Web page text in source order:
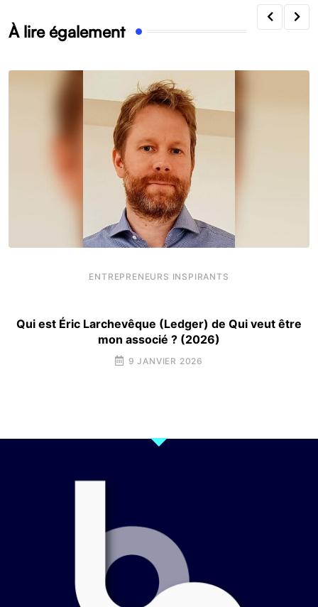
À lire également
ENTREPRENEURS INSPIRANTS
Qui est Éric Larchevêque (Ledger) de Qui veut être
mon associé ? (2026)
9 JANVIER 2026